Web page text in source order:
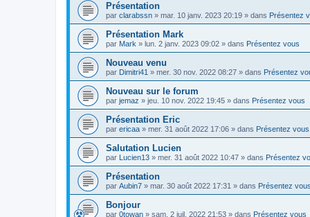
Présentation
par clarabssn » mar. 10 janv. 2023 20:19 » dans Présentez
Présentation Mark
par Mark » lun. 2 janv. 2023 09:02 » dans Présentez vous
Nouveau venu
par Dimitri41 » mer. 30 nov. 2022 08:27 » dans Présentez
Nouveau sur le forum
par jemaz » jeu. 10 nov. 2022 19:45 » dans Présentez vous
Présentation Eric
par ericaa » mer. 31 août 2022 17:06 » dans Présentez vous
Salutation Lucien
par Lucien13 » mer. 31 août 2022 10:47 » dans Présentez
Présentation
par Aubin7 » mar. 30 août 2022 17:31 » dans Présentez vous
Bonjour
par 0towan » sam. 2 juil. 2022 21:53 » dans Présentez vous